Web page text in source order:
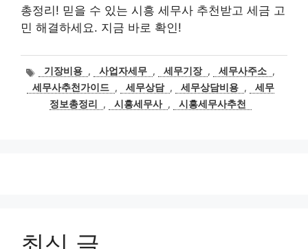
총정리! 믿을 수 있는 시흥 세무사 추천받고 세금 고
민 해결하세요. 지금 바로 확인!
태
그
기장비용 , 사업자세무 , 세무기장 , 세무사주소 ,
세무사추천가이드 , 세무상담 , 세무상담비용 ,
세무
정보총정리
, 시흥세무사 , 시흥세무사추천